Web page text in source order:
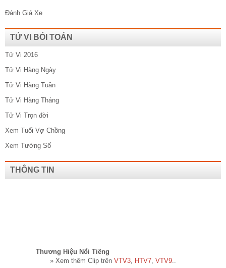
Đánh Giá Xe
TỬ VI BÓI TOÁN
Tử Vi 2016
Tử Vi Hàng Ngày
Tử Vi Hàng Tuần
Tử Vi Hàng Tháng
Tử Vi Trọn đời
Xem Tuổi Vợ Chồng
Xem Tướng Số
THÔNG TIN
Thương Hiệu Nổi Tiếng​
» Xem thêm Clip trên VTV3 HTV7 VTV9